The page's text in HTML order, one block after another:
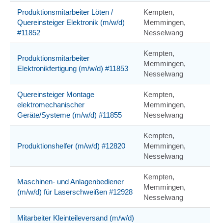
Produktionsmitarbeiter Löten /
Quereinsteiger Elektronik (m/w/d)
#11852
Kempten,
Memmingen,
Nesselwang
Produktionsmitarbeiter
Elektronikfertigung (m/w/d) #11853
Kempten,
Memmingen,
Nesselwang
Quereinsteiger Montage
elektromechanischer
Geräte/Systeme (m/w/d) #11855
Kempten,
Memmingen,
Nesselwang
Produktionshelfer (m/w/d) #12820
Kempten,
Memmingen,
Nesselwang
Maschinen- und Anlagenbediener
(m/w/d) für Laserschweißen #12928
Kempten,
Memmingen,
Nesselwang
Mitarbeiter Kleinteileversand (m/w/d)